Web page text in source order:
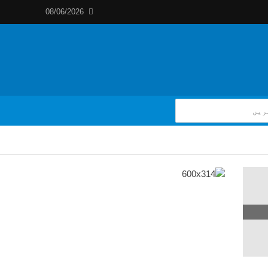
08/06/2026